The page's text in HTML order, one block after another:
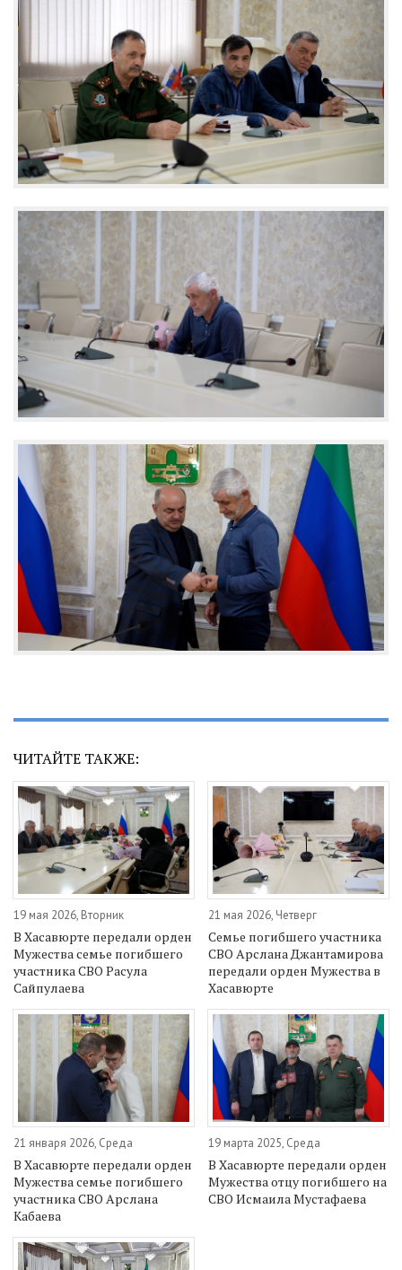
ЧИТАЙТЕ ТАКЖЕ:
19 мая 2026, Вторник
В Хасавюрте передали орден
Мужества семье погибшего
участника СВО Расула
Сайпулаева
21 мая 2026, Четверг
Семье погибшего участника
СВО Арслана Джантамирова
передали орден Мужества в
Хасавюрте
21 января 2026, Среда
В Хасавюрте передали орден
Мужества семье погибшего
участника СВО Арслана
Кабаева
19 марта 2025, Среда
В Хасавюрте передали орден
Мужества отцу погибшего на
СВО Исмаила Мустафаева